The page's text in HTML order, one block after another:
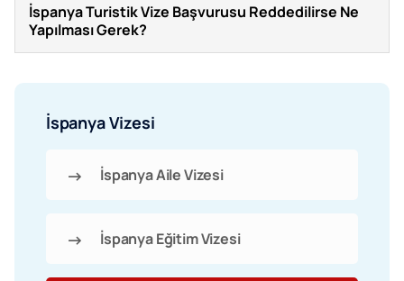
İspanya Vizesi
İspanya Aile Vizesi
İspanya Eğitim Vizesi
İspanya Turistik Vize Başvurusu Reddedilirse Ne
Yapılması Gerek?